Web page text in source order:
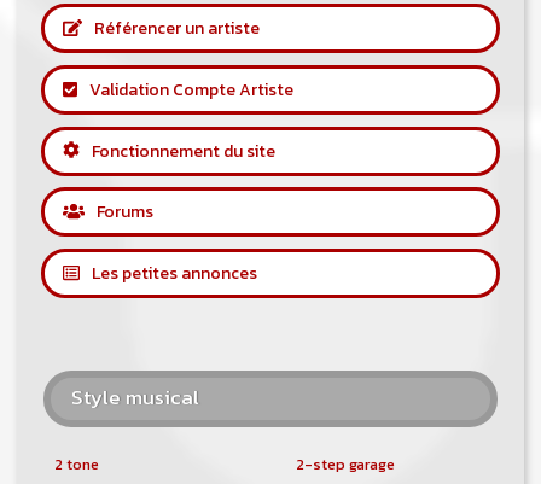
Référencer un artiste
Validation Compte Artiste
Fonctionnement du site
Forums
Les petites annonces
Style musical
2 tone
2-step garage